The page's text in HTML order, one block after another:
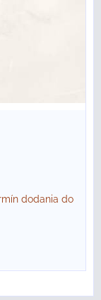
dodania do